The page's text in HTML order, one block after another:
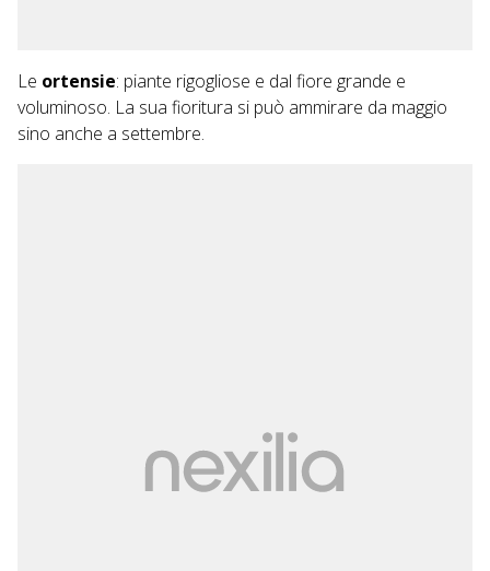
Le ortensie: piante rigogliose e dal fiore grande e
voluminoso. La sua fioritura si può ammirare da maggio
sino anche a settembre.